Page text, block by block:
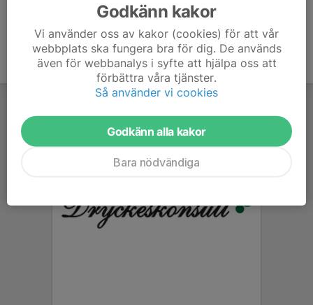
Godkänn kakor
Vi använder oss av kakor (cookies) för att vår
webbplats ska fungera bra för dig. De används
även för webbanalys i syfte att hjälpa oss att
förbättra våra tjänster.
Så använder vi cookies
Godkänn alla kakor
Bara nödvändiga